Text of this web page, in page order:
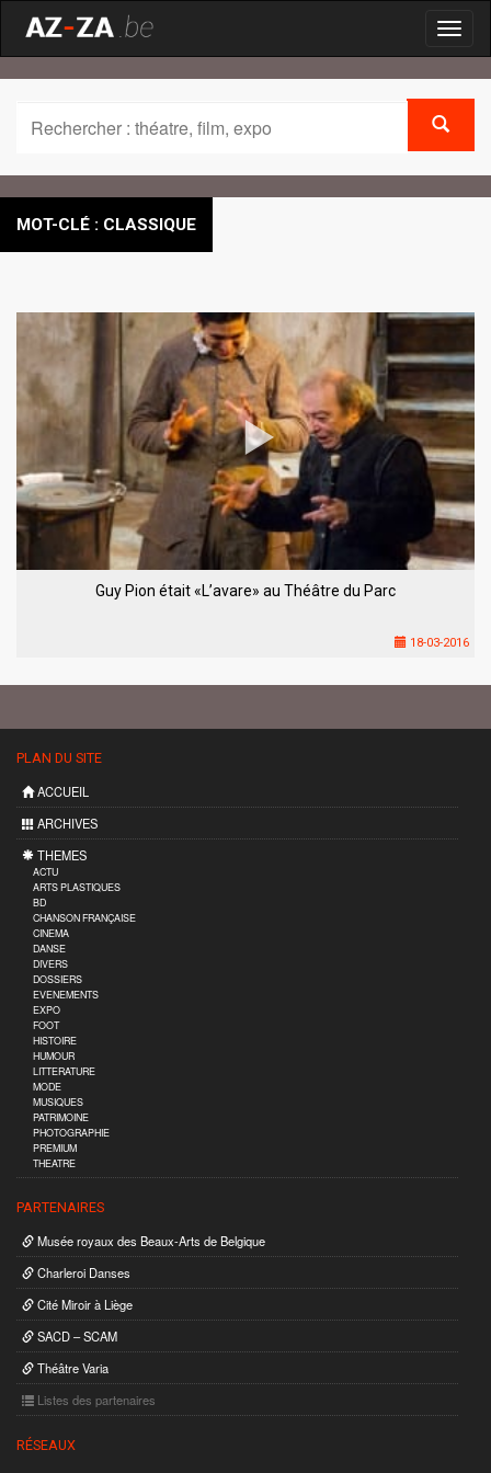
MOT-CLÉ : CLASSIQUE
Guy Pion était «L’avare» au Théâtre du Parc
18-03-2016
PLAN DU SITE
ACCUEIL
ARCHIVES
THEMES
ACTU
ARTS PLASTIQUES
BD
CHANSON FRANÇAISE
CINEMA
DANSE
DIVERS
DOSSIERS
EVENEMENTS
EXPO
FOOT
HISTOIRE
HUMOUR
LITTERATURE
MODE
MUSIQUES
PATRIMOINE
PHOTOGRAPHIE
PREMIUM
THEATRE
PARTENAIRES
Musée royaux des Beaux-Arts de Belgique
Charleroi Danses
Cité Miroir à Liège
SACD – SCAM
Théâtre Varia
Listes des partenaires
RÉSEAUX